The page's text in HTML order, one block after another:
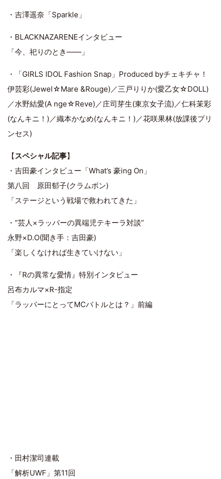
・吉澤遥奈「Sparkle」
・BLACKNAZARENEインタビュー
「今、祀りのとき――」
・「GIRLS IDOL Fashion Snap」Produced byチェキチャ！
伊芸彩(Jewel☆Mare &Rouge)／三戸りりか(愛乙女☆DOLL)
／水野結愛(A nge☆Reve)／庄司芽生(東京女子流)／仁科茉彩
(なんキニ！)／織本かなめ(なんキニ！)／花咲果林(放課後プリ
ンセス)
【スペシャル記事】
・吉田豪インタビュー「What’s 豪ing On」
第八回 原田郁子(クラムボン)
「ステージという戦場で救われてきた」
・“芸人×ラッパーの異端児テキーラ対談”
永野×D.O(聞き手：吉田豪)
「楽しくなければ生きていけない」
・『Rの異常な愛情』特別インタビュー
呂布カルマ×R-指定
「ラッパーにとってMCバトルとは？」前編
・田村潔司連載
「解析UWF」第11回